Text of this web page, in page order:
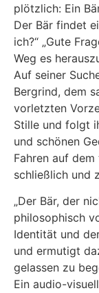
plötzlich: Ein
Der Bär findet
ich?“ „Gute
Weg es
Auf seiner
Bergrind, dem
vorletzten
Stille und folgt
und schönen
Fahren auf
schließlich und
„Der Bär, der
philosophisch
Identität und
und ermutigt
gelassen zu
Ein audio-